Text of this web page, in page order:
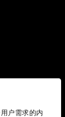
户需求的内